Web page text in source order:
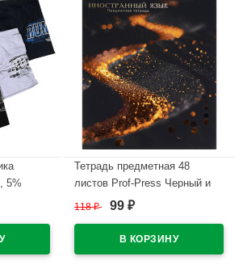
5%
Тетрадь предметная 48
листов Prof-Press Черный и
холодный (Black&Cold)
фольга софт-тач выборочный
лак арт.48-2684
118₽ 99 ₽